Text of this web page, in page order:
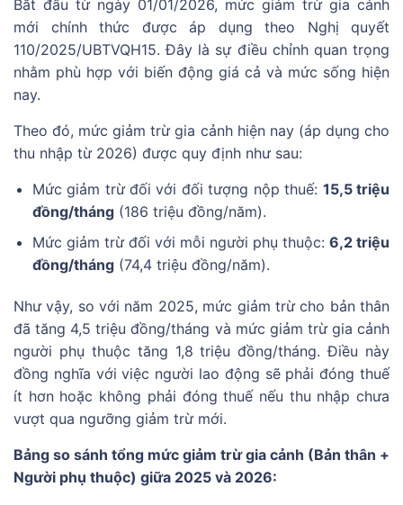
Bắt đầu từ ngày 01/01/2026, mức giảm trừ gia cảnh
mới chính thức được áp dụng theo Nghị quyết
110/2025/UBTVQH15. Đây là sự điều chỉnh quan trọng
nhằm phù hợp với biến động giá cả và mức sống hiện
nay.
Theo đó, mức giảm trừ gia cảnh hiện nay (áp dụng cho
thu nhập từ 2026) được quy định như sau:
Mức giảm trừ đối với đối tượng nộp thuế: 15,5 triệu
đồng/tháng(186 triệu đồng/năm).
Mức giảm trừ đối với mỗi người phụ thuộc: 6,2 triệu
đồng/tháng(74,4 triệu đồng/năm).
Như vậy, so với năm 2025, mức giảm trừ cho bản thân
đã tăng 4,5 triệu đồng/tháng và mức giảm trừ gia cảnh
người phụ thuộc tăng 1,8 triệu đồng/tháng. Điều này
đồng nghĩa với việc người lao động sẽ phải đóng thuế
ít hơn hoặc không phải đóng thuế nếu thu nhập chưa
vượt qua ngưỡng giảm trừ mới.
Bảng so sánh tổng mức giảm trừ gia cảnh (Bản thân +
Người phụ thuộc) giữa 2025 và 2026: